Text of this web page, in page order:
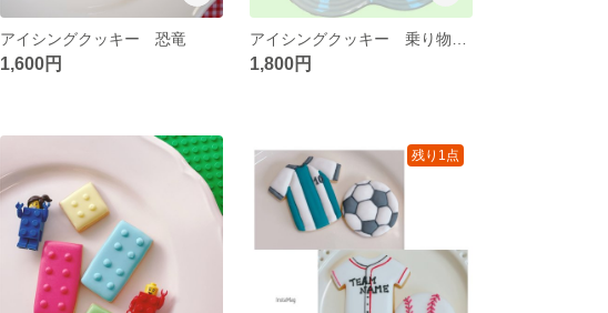
アイシングクッキー 恐竜
1,600円 1,800円
残り1点